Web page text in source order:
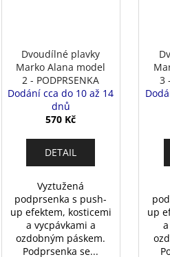
Dvoudílné plavky
Marko Alana model
2 - PODPRSENKA
Dodání cca do 10 až 14
dnů
570 Kč
DETAIL
Vyztužená
podprsenka s push-
up efektem, kosticemi
a vycpávkami a
ozdobným páskem.
Podprsenka se...
3
up